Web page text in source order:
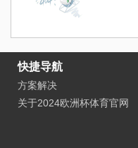
快捷导航
方案解决
关于2024欧洲杯体育官网